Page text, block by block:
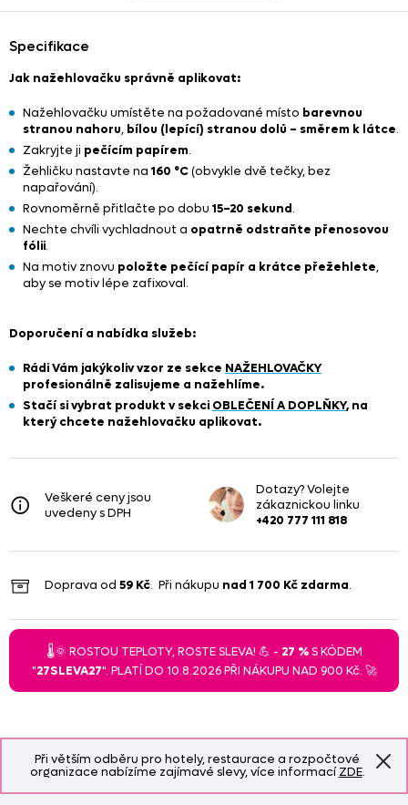
Při větším odběru pro hotely, restaurace a rozpočtové
organizace nabízíme zajímavé slevy, více informacíZDE.
Specifikace
Jak nažehlovačku správně aplikovat:
Nažehlovačku umístěte na požadované místo barevnou
stranou nahoru, bílou (lepící) stranou dolů – směrem k látce.
Zakryjte ji pečícím papírem.
Žehličku nastavte na 160 °C(obvykle dvě tečky, bez
napařování).
Rovnoměrně přitlačte po dobu 15–20 sekund.
Nechte chvíli vychladnout a opatrně odstraňte přenosovou
fólii.
Na motiv znovu položte pečící papír a krátce přežehlete,
aby se motiv lépe zafixoval.
Doporučení a nabídka služeb:
Rádi Vám jakýkoliv vzor ze sekce NAŽEHLOVAČKY
profesionálně zalisujeme a nažehlíme.
Stačí si vybrat produkt v sekci OBLEČENÍ A DOPLŇKY, na
který chcete nažehlovačku aplikovat.
Veškeré ceny jsou
uvedeny s DPH
Dotazy? Volejte
zákaznickou linku
+420 777 111 818
Doprava od 59 Kč. Při nákupu nad 1 700 Kč zdarma.
🌡️🌞 ROSTOU TEPLOTY, ROSTE SLEVA! 💪 - 27 %S KÓDEM
"27SLEVA27". PLATÍ DO 10.8.2026 PŘI NÁKUPU NAD 900 Kč. 🚀